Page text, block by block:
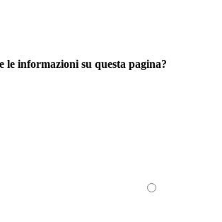
le informazioni su questa pagina?